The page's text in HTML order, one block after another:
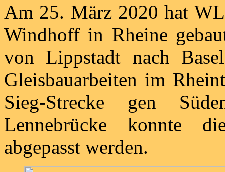
Am 25. März 2020 hat
Windhoff in Rheine
von Lippstadt nach
Gleisbauarbeiten im
Sieg-Strecke gen
Lennebrücke konnte
abgepasst werden.